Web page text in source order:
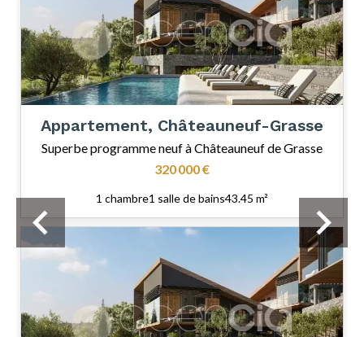
Appartement, Châteauneuf-Grasse
Superbe programme neuf à Châteauneuf de Grasse
320 000 €
1 chambre1 salle de bains43.45 m²